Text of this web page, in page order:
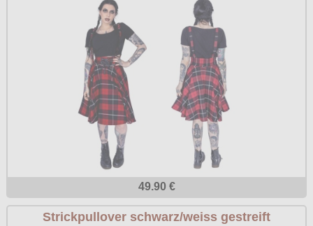
Spin Doctor
Surplus
Voodoo Vixen
Warrior Clothing
49.90 €
Strickpullover schwarz/weiss gestreift